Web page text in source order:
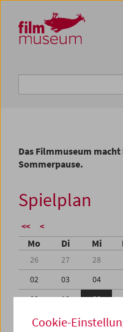
Zum Inhalt
Zum Hauptmenü
Zur Servicenavigation
Zum Suche
Das Filmmuseum macht
Sommerpause.
Spielplan
<< <
Mo Di Mi
26 27 28
02
03 04
09
10 11
16
17 18
Cookie-